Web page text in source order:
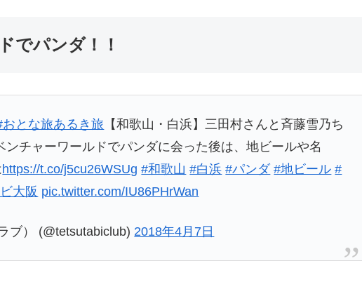
でパンダ！！
おとな旅あるき旅 【和歌山・白浜】三田村さんと斉藤雪乃ち
チャーワールドでパンダに会った後は、地ビールや名
https://t.co/j5cu26WSUg #和歌山 #白浜 #パンダ #地ビール #
大阪 pic.twitter.com/IU86PHrWan
ブ） (@tetsutabiclub) 2018年4月7日